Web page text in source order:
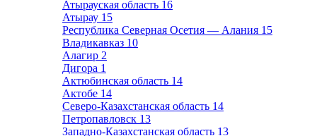
Атырауская область 16
Атырау 15
Республика Северная Осетия — Алания 15
Владикавказ 10
Алагир 2
Дигора 1
Актюбинская область 14
Актобе 14
Северо-Казахстанская область 14
Петропавловск 13
Западно-Казахстанская область 13